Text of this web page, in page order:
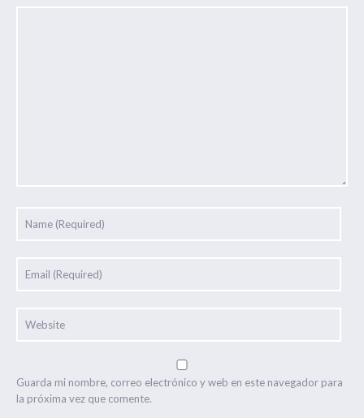
Guarda mi nombre, correo electrónico y web en este navegador para
la próxima vez que comente.